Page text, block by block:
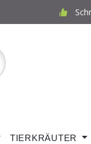
TIERKRÄUTER